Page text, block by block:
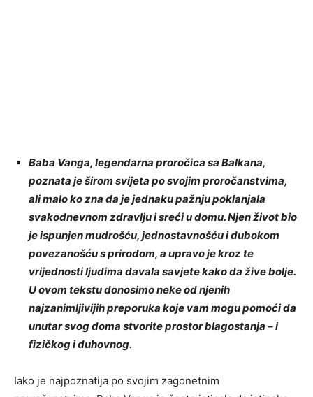
Baba Vanga, legendarna proročica sa Balkana,
poznata je širom svijeta po svojim proročanstvima,
ali malo ko zna da je jednaku pažnju poklanjala
svakodnevnom zdravlju i sreći u domu. Njen život bio
je ispunjen mudrošću, jednostavnošću i dubokom
povezanošću s prirodom, a upravo je kroz te
vrijednosti ljudima davala savjete kako da žive bolje.
U ovom tekstu donosimo neke od njenih
najzanimljivijih preporuka koje vam mogu pomoći da
unutar svog doma stvorite prostor blagostanja – i
fizičkog i duhovnog.
Iako je najpoznatija po svojim zagonetnim